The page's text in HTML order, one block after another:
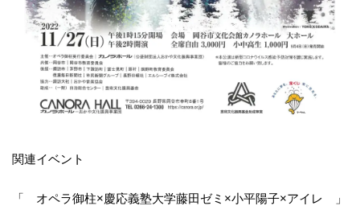
関連イベント
「 オペラ御柱×慶応義塾大学藤田ゼミ×小平陽子×アイレ 」